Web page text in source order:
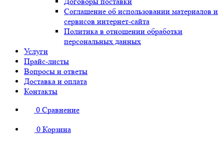
Соглашение об использовании материалов и
сервисов интернет-сайта
Политика в отношении обработки
персональных данных
Услуги
Прайс-листы
Вопросы и ответы
Доставка и оплата
Контакты
0 Сравнение
0 Корзина